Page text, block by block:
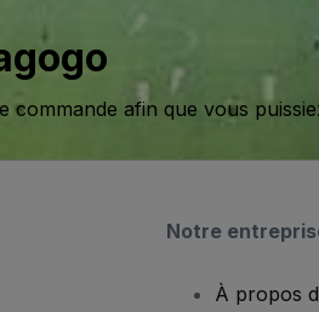
commande afin que vous
Notre
À propos